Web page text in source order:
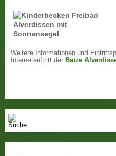
Weitere Informationen und
Internetauftritt der Batze